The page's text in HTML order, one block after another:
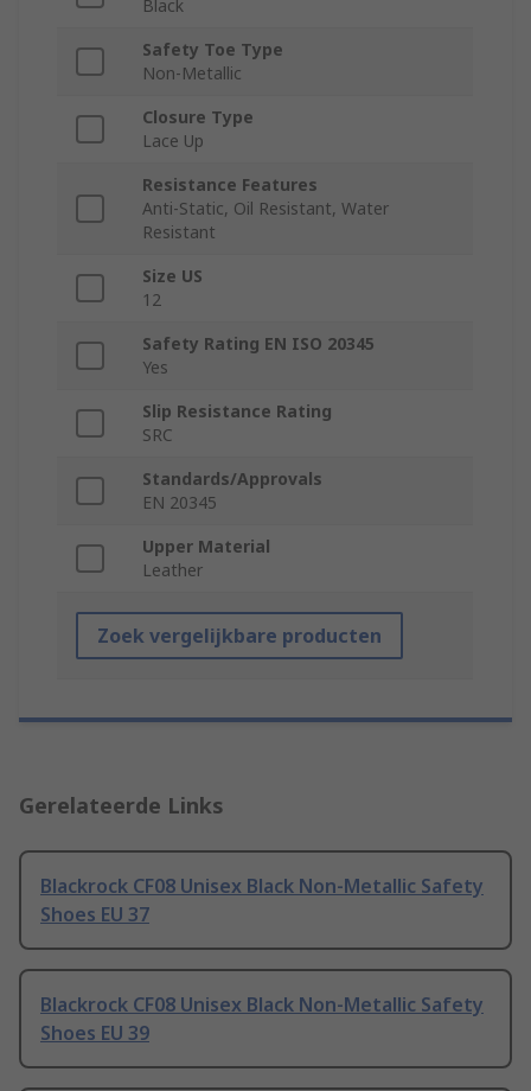
Black
Safety Toe Type
Non-Metallic
Closure Type
Lace Up
Resistance Features
Anti-Static, Oil Resistant, Water
Resistant
Size US
12
Safety Rating EN ISO 20345
Yes
Slip Resistance Rating
SRC
Standards/Approvals
EN 20345
Upper Material
Leather
Zoek vergelijkbare producten
Gerelateerde Links
Blackrock CF08 Unisex Black Non-Metallic Safety
Shoes EU 37
Blackrock CF08 Unisex Black Non-Metallic Safety
Shoes EU 39